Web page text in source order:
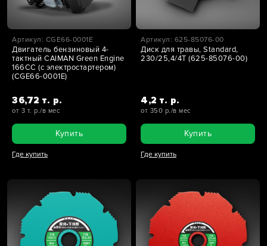
Артикул: CGE66-0001E
Двигатель бензиновый 4-
тактный CAIMAN Green Engine
166CC (с электростартером)
(CGE66-0001E)
36,72 т. р.
от 3 т. р./в мес
Купить
Где купить
Артикул: 625-85076-00
Диск для травы, Standard,
230/25,4/4T (625-85076-00)
4,2 т. р.
от 350 р./в мес
Купить
Где купить